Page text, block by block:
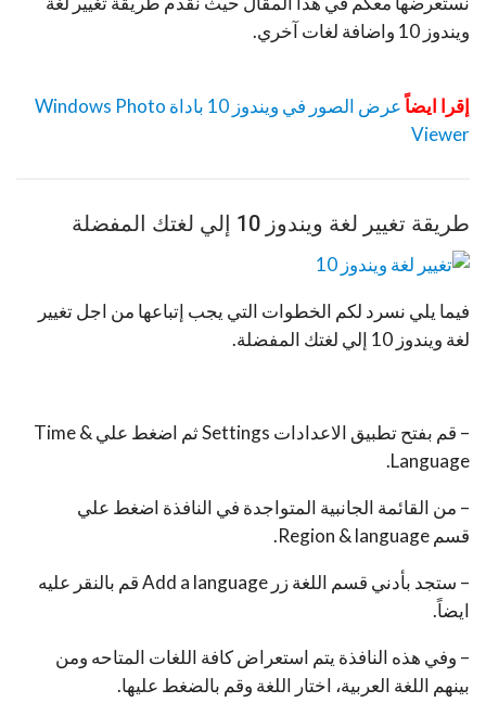
ويندوز 10 واضافة لغات آخري.
إقرا ايضاً
عرض الصور في ويندوز 10 باداة Windows Photo
Viewer
طريقة تغيير لغة ويندوز 10 إلي لغتك المفضلة
فيما يلي نسرد لكم الخطوات التي يجب إتباعها من اجل تغيير
لغة ويندوز 10 إلي لغتك المفضلة.
– قم بفتح تطبيق الاعدادات Settings ثم اضغط علي Time &
Language.
– من القائمة الجانبية المتواجدة في النافذة اضغط علي
قسم Region & language.
– ستجد بأدني قسم اللغة زر Add a language قم بالنقر عليه
ايضاً.
– وفي هذه النافذة يتم استعراض كافة اللغات المتاحه ومن
بينهم اللغة العربية، اختار اللغة وقم بالضغط عليها.